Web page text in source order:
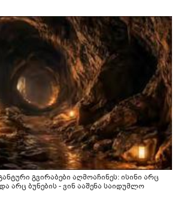
გვირაბები აღმოაჩინეს: ისინი არც
არც ბუნების - ვინ ააშენა საიდუმლო